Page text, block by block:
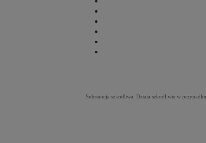
Substancja szkodliwa. Działa szkodliwie w